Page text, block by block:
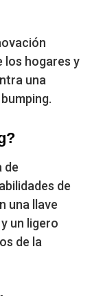
los hogares y
una
de
de
una llave
un ligero
de la